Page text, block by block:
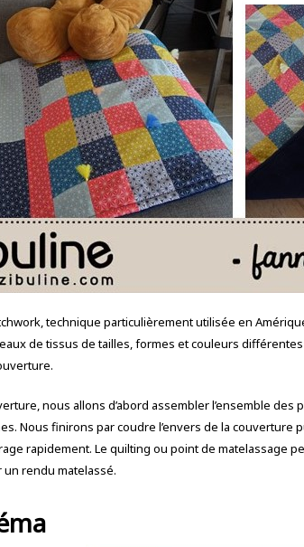
technique particulièrement utilisée en
de tissus de tailles, formes et couleurs
nous allons d’abord assembler l’ensemble
Nous finirons par coudre l’envers de la couverture
rapidement. Le quilting ou point de matelassage
rendu matelassé.